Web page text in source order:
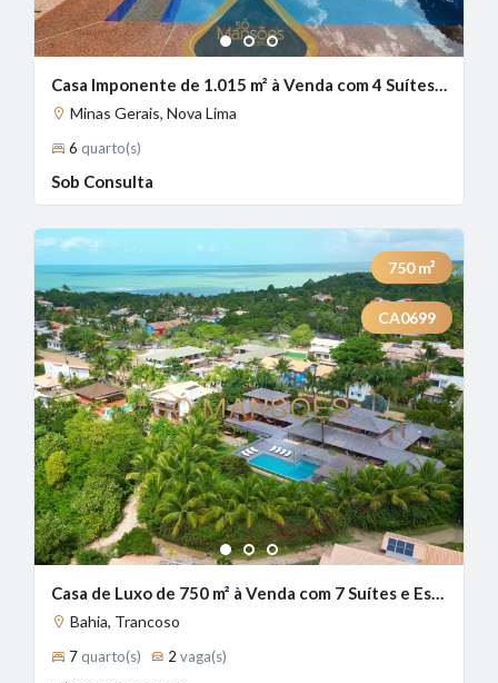
1 2 3
Casa Imponente de 1.015 m² à Venda com 4 Suítes e Piscina Aquecida no Lagoa do Miguelão, Nova Lima - MG
Minas Gerais, Nova Lima
6 quarto(s)
Sob Consulta
1 2 3
750m²
CA0699
Bahia, Trancoso
7 quarto(s) 2 vaga(s)